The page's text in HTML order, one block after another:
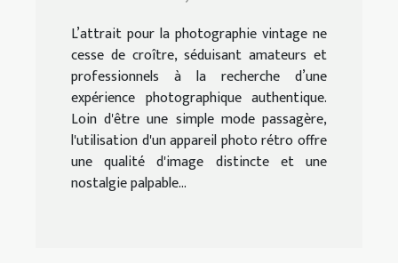
L’attrait pour la photographie vintage ne
cesse de croître, séduisant amateurs et
professionnels à la recherche d’une
expérience photographique authentique.
Loin d'être une simple mode passagère,
l'utilisation d'un appareil photo rétro offre
une qualité d'image distincte et une
nostalgie palpable...